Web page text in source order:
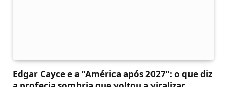
Edgar Cayce e a “América após 2027”: o que diz